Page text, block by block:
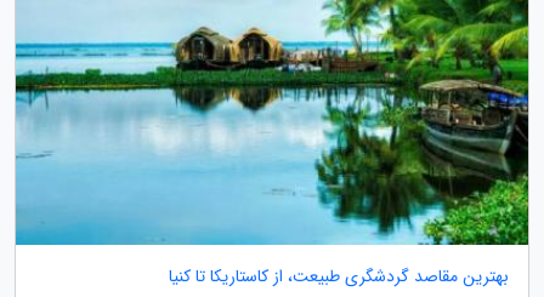
بهترین مقاصد گردشگری طبیعت، از کاستاریکا تا کنیا